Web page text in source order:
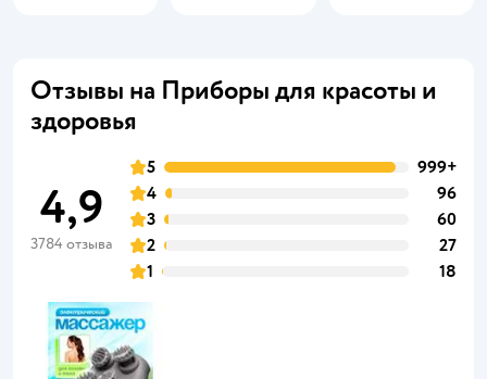
Отзывы на Приборы для красоты и
здоровья
4,9
3784 отзыва
5
999+
4
96
3
60
2
27
1
18